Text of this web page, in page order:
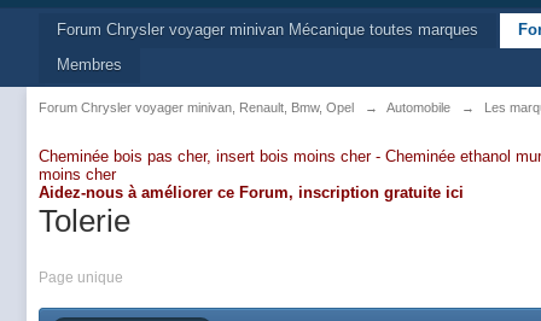
Forum Chrysler voyager minivan Mécanique toutes marques
Membres
Forum Chrysler voyager minivan, Renault, Bmw, Opel → Automobile → Les
Cheminée bois pas cher, insert bois moins cher - Cheminée ethanol
moins cher
Aidez-nous à améliorer ce Forum, inscription gratuite ici
Tolerie
Page unique